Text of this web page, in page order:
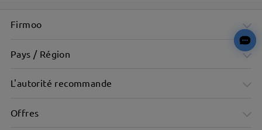
Firmoo
Pays / Région
L'autorité recommande
Offres